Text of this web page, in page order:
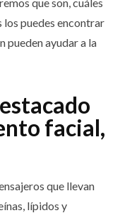
los puedes encontrar
pueden ayudar a la
facial,
que llevan
lípidos y